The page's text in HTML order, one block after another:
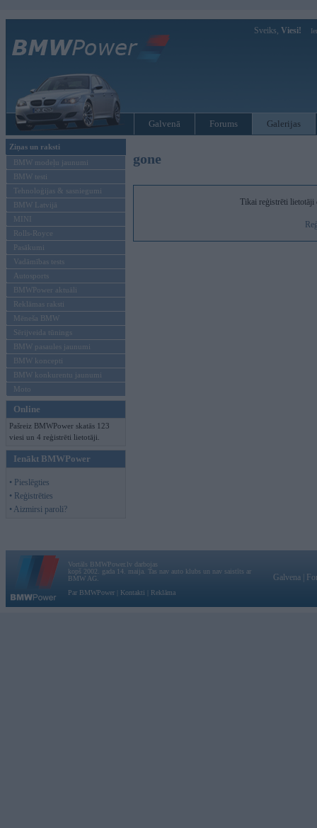
Sveiks, Viesi!
Galvenā Forums Galerijas
Ziņas un raksti
BMW modeļu jaunumi
BMW testi
Tehnoloģijas & sasniegumi
BMW Latvijā
MINI
Rolls-Royce
Pasākumi
Vadāmības tests
Autosports
BMWPower aktuāli
Reklāmas raksti
Mēneša BMW
Sērijveida tūnings
BMW pasaules jaunumi
BMW koncepti
BMW konkurentu jaunumi
Moto
Online
Pašreiz BMWPower skatās 123
viesi un 4 reģistrēti lietotāji.
Ienākt BMWPower
• Pieslēgties
• Reģistrēties
• Aizmirsi paroli?
gone
Tikai reģistrēti lietotāji
Vortāls BMWPower.lv darbojas
kopš 2002. gada 14. maija. Tas nav auto klubs un nav saistīts ar
BMW AG.
Par BMWPower
Kontakti Reklāma
Galvena